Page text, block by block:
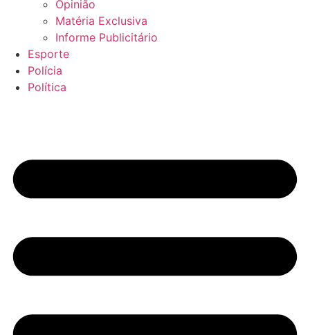
Opinião
Matéria Exclusiva
Informe Publicitário
Esporte
Polícia
Política